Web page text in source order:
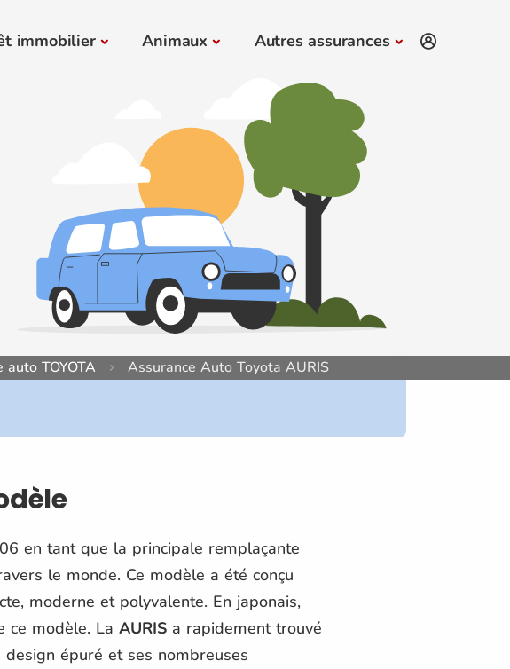
immobilier Animaux Autres assurances
auto TOYOTA Assurance Auto Toyota AURIS
en tant que la principale remplaçante
le monde. Ce modèle a été conçu
moderne et polyvalente. En japonais,
ce modèle. La AURIS a rapidement trouvé
épuré et ses nombreuses